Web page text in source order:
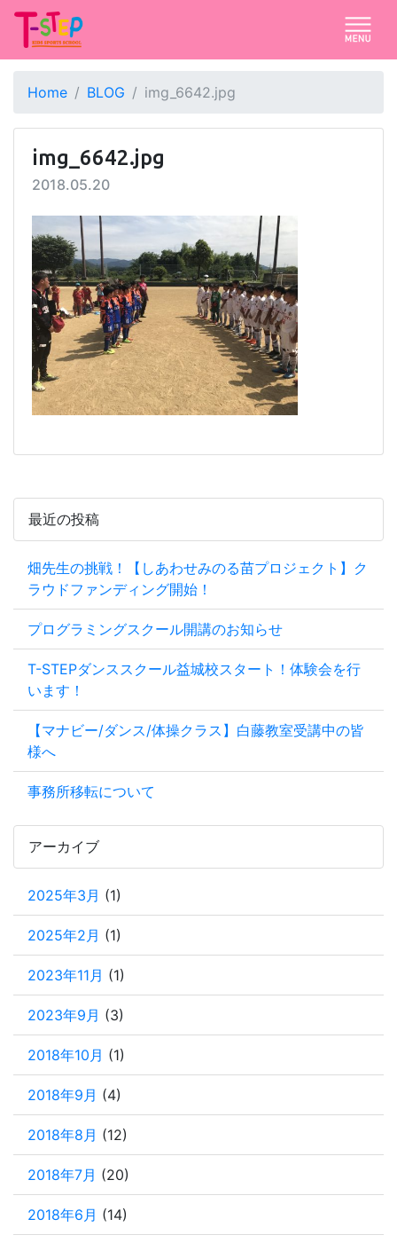
Home BLOG img_6642.jpg
img_6642.jpg
2018.05.20
最近の投稿
畑先生の挑戦！【しあわせみのる苗プロジェクト】ク
ラウドファンディング開始！
プログラミングスクール開講のお知らせ
T-STEPダンススクール益城校スタート！体験会を行
います！
【マナビー/ダンス/体操クラス】白藤教室受講中の皆
様へ
事務所移転について
アーカイブ
2025年3月 (1)
2025年2月 (1)
2023年11月 (1)
2023年9月 (3)
2018年10月 (1)
2018年9月 (4)
2018年8月 (12)
2018年7月 (20)
2018年6月 (14)